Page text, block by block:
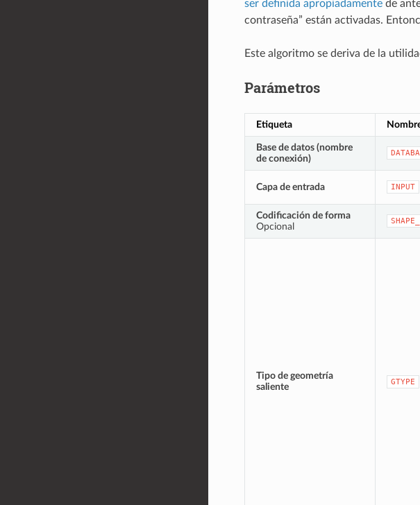
ser definida apropiadamentede
contraseña” están activadas.
Este algoritmo se deriva de la
Parámetros
Etiqueta
Base de datos (nombre
de conexión)
Capa de entrada INPUT
Codificación de forma
Opcional
Tipo de geometría
saliente
GTYPE